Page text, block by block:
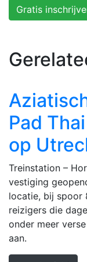
Gratis
Pad
op
Treinstation –
vestiging
locatie, bij spoor
reizigers die
onder meer
aan.